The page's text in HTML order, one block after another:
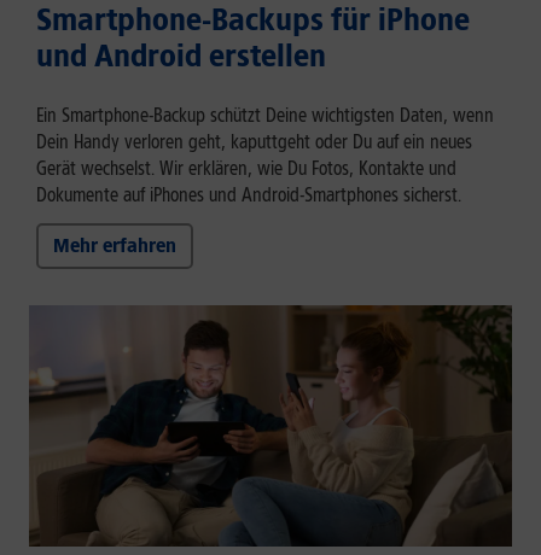
Smartphone-Backups für iPhone
und Android erstellen
Ein Smartphone-Backup schützt Deine wichtigsten Daten, wenn
Dein Handy verloren geht, kaputtgeht oder Du auf ein neues
Gerät wechselst. Wir erklären, wie Du Fotos, Kontakte und
Dokumente auf iPhones und Android-Smartphones sicherst.
Mehr erfahren